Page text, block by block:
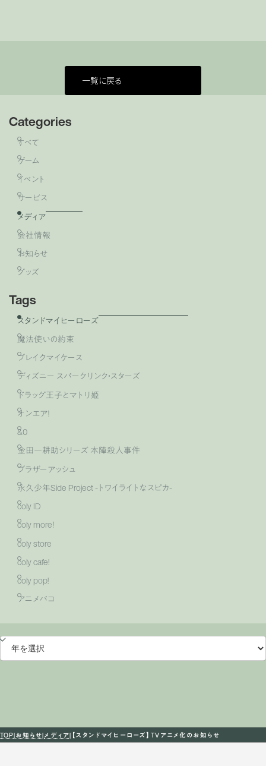
TOP お知らせメディア 【スタンドマイヒーローズ】TVアニメ化のお知らせ
Categories
すべて
ゲーム
イベント
サービス
メディア
会社情報
お知らせ
グッズ
Tags
スタンドマイヒーローズ
魔法使いの約束
ブレイクマイケース
ディズニー スパークリンク・スターズ
ドラッグ王子とマトリ姫
オンエア！
&0
金田一耕助シリーズ 本陣殺人事件
ブラザーアッシュ
永久少年Side Project -トワイライトなスピカ-
coly ID
coly more！
coly store
coly cafe!
coly pop!
アニメバコ
一覧に戻る